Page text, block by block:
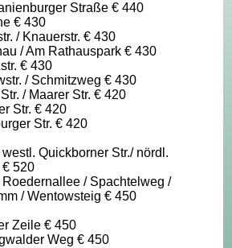
Straße € 440
€ 430
/ Knauerstr. € 430
/ Am Rathauspark € 430
€ 430
/ Schmitzweg € 430
/ Maarer Str. € 420
Str. € 420
Str. € 420
Quickborner Str./ nördl.
€ 520
/ Spachtelweg /
/ Wentowsteig € 450
Zeile € 450
Weg € 450